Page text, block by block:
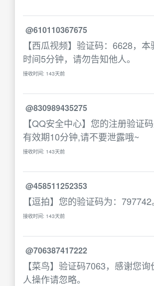
@610110367675
【西瓜视频】验证码：6628，
时间5分钟，请勿告知他人。
接收时间: 143天前
@830989435275
【QQ安全中心】您的注册验证
有效期10分钟,请不要泄露哦~
接收时间: 143天前
@458511252353
【逗拍】您的验证码为：797742
接收时间: 143天前
@706387417222
【菜鸟】验证码7063，感谢您
人操作请忽略。